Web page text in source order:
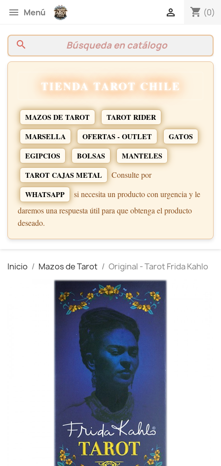
 Menú shopping_cart (0)

search
TIENDA TAROT CHILE
MAZOS DE TAROT
TAROT RIDER
MARSELLA
OFERTAS - OUTLET
GATOS
EGIPCIOS
BOLSAS
MANTELES
TAROT CAJAS METAL
Consulte por
WHATSAPP
si necesita un producto con urgencia y le
daremos una respuesta útil para que obtenga el producto
deseado.
Inicio Mazos de Tarot Original - Tarot Frida Kahlo